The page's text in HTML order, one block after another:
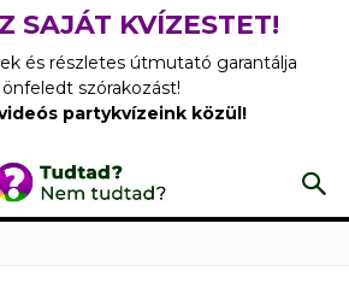
SAJÁT KVÍZESTET!
és részletes útmutató garantálja
önfeledt szórakozást!
partykvízeink közül!